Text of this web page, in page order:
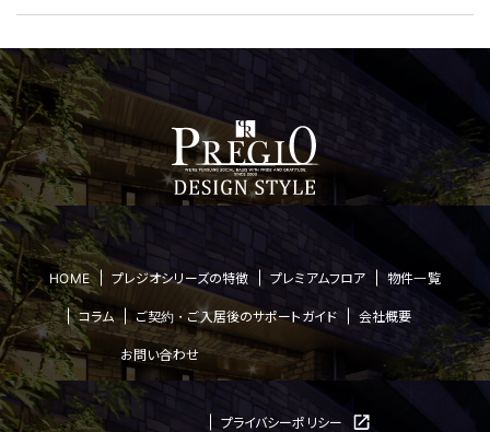
HOME プレジオシリーズの特徴 プレミアムフロア 物件一覧
コラム ご契約・ご入居後のサポートガイド 会社概要
お問い合わせ
プライバシーポリシー